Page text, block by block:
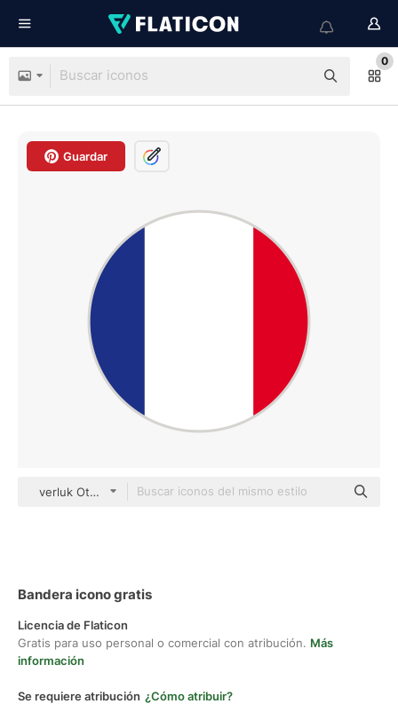
0
Guardar
verluk Others
Bandera icono gratis
Licencia de Flaticon
Gratis para uso personal o comercial con atribución. Más
información
Se requiere atribución ¿Cómo atribuir?